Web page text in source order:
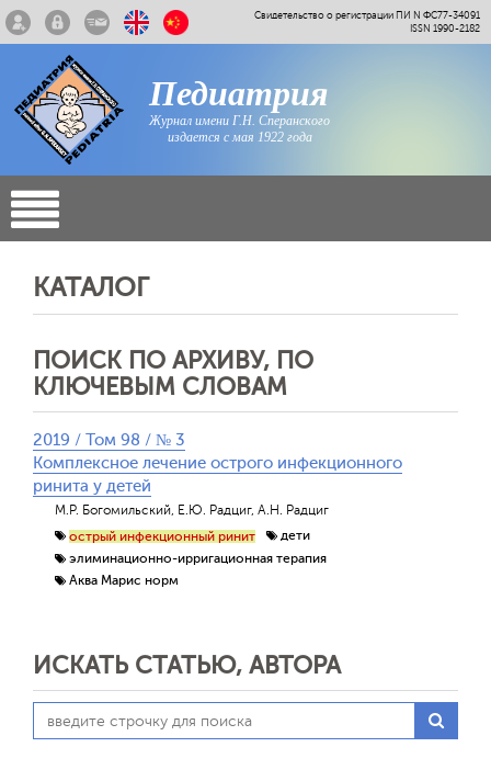
Свидетельство о регистрации ПИ N ФС77-34091
ISSN 1990-2182
Педиатрия
Журнал имени Г.Н. Сперанского
издается с мая 1922 года
КАТАЛОГ
ПОИСК ПО АРХИВУ, ПО
КЛЮЧЕВЫМ СЛОВАМ
2019 / Том 98 / № 3
Комплексное лечение острого инфекционного
ринита у детей
М.Р. Богомильский, Е.Ю. Радциг, А.Н. Радциг
острый инфекционный ринит
дети
элиминационно-ирригационная терапия
Аква Марис норм
ИСКАТЬ СТАТЬЮ, АВТОРА